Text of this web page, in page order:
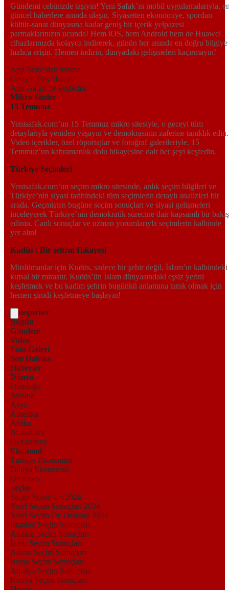
Gündemi cebinizde taşıyın! Yeni Şafak’ın mobil uygulamalarıyla,
güncel haberlere anında ulaşın. Siyasetten ekonomiye, spordan
kültür-sanat dünyasına kadar geniş bir içerik yelpazesi
parmaklarınızın ucunda! Hem iOS, hem Android hem de Huawei
cihazlarınızda kolayca indirerek, günün her anında en doğru bilgiye
hızlıca erişin. Hemen indirin, dünyadaki gelişmeleri kaçırmayın!
App Store’dan indirin
Google Play’dan alın
App Galeri ile keşfedin
Mikro Siteler
15 Temmuz
Yenisafak.com’un 15 Temmuz mikro sitesiyle, o geceyi tüm
detaylarıyla yeniden yaşayın ve demokrasinin zaferine tanıklık edin.
Video içerikler, özel röportajlar ve fotoğraf galerileriyle, 15
Temmuz’un kahramanlık dolu hikayesine dair her şeyi keşfedin.
Türkiye Seçimleri
Yenisafak.com’un seçim mikro sitesinde, anlık seçim bilgileri ve
Türkiye’nin siyasi tarihindeki tüm seçimlerin detaylı analizleri bir
arada. Geçmişten bugüne seçim sonuçları ve siyasi gelişmeleri
inceleyerek Türkiye’nin demokratik sürecine dair kapsamlı bir bakış
edinin. Canlı sonuçlar ve uzman yorumlarıyla seçimlerin kalbinde
yer alın!
Kudüs : Bir şehrin Hikayesi
Müslümanlar için Kudüs, sadece bir şehir değil, İslam’ın kalbindeki
kutsal bir mirastır. Kudüs’ün İslam dünyasındaki eşsiz yerini
keşfetmek ve bu kadim şehrin bugünkü anlamına tanık olmak için
hemen şimdi keşfetmeye başlayın!
Kategoriler
Bugün
Gündem
Video
Foto Galeri
Son Dakika
Haberler
Dünya
Ortadoğu
Avrupa
Asya
Amerika
Afrika
Antarktika
Okyanusya
Ekonomi
Türkiye Ekonomisi
Dünya Ekonomisi
Otomotiv
Seçim
Seçim Sonuçları 2024
Yerel Seçim Sonuçları 2024
Yerel Seçim Oy Oranları 2024
İstanbul Seçim Sonuçları
Ankara Seçim Sonuçları
İzmir Seçim Sonuçları
Adana Seçim Sonuçları
Bursa Seçim Sonuçları
Antalya Seçim Sonuçları
Konya Seçim Sonuçları